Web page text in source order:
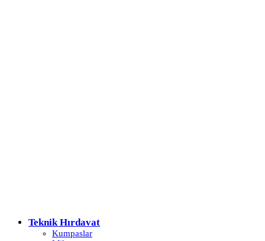
Teknik Hırdavat
Kumpaslar